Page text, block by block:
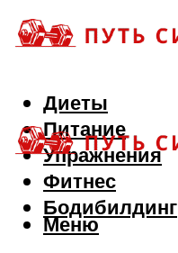
Диеты
Питание
Упражнения
Фитнес
Бодибилдинг
Меню